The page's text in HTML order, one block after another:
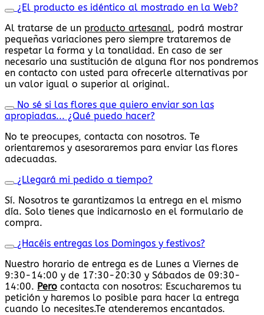
¿El producto es idéntico al mostrado en la Web?
Al tratarse de un producto artesanal, podrá mostrar
pequeñas variaciones pero siempre trataremos de
respetar la forma y la tonalidad. En caso de ser
necesario una sustitución de alguna flor nos pondremos
en contacto con usted para ofrecerle alternativas por
un valor igual o superior al original.
No sé si las flores que quiero enviar son las
apropiadas... ¿Qué puedo hacer?
No te preocupes, contacta con nosotros. Te
orientaremos y asesoraremos para enviar las flores
adecuadas.
¿Llegará mi pedido a tiempo?
Sí. Nosotros te garantizamos la entrega en el mismo
día. Solo tienes que indicarnoslo en el formulario de
compra.
¿Hacéis entregas los Domingos y festivos?
Nuestro horario de entrega es de Lunes a Viernes de
9:30-14:00 y de 17:30-20:30 y Sábados de 09:30-
14:00. Pero contacta con nosotros: Escucharemos tu
petición y haremos lo posible para hacer la entrega
cuando lo necesites.Te atenderemos encantados.